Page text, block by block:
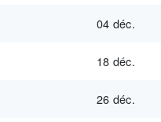
04 déc.
18 déc.
26 déc.